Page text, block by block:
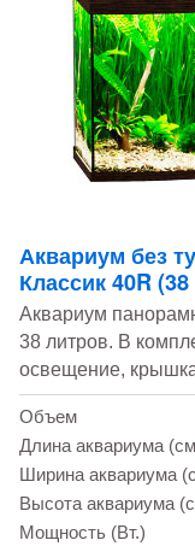
Аквариум без
Классик 40R
Аквариум
38 литров. В
освещение,
Объем
Длина аквариума
Ширина аквариума
Высота аквариума
Мощность (Вт.)